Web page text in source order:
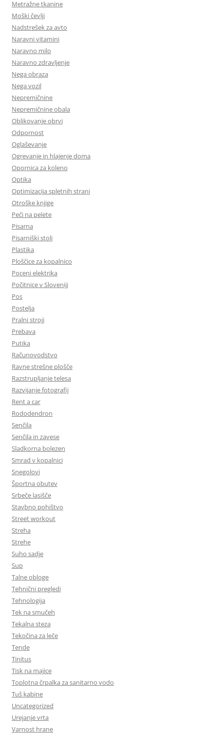
Metražne tkanine
Moški čevlji
Nadstrešek za avto
Naravni vitamini
Naravno milo
Naravno zdravljenje
Nega obraza
Nega vozil
Nepremičnine
Nepremičnine obala
Oblikovanje obrvi
Odpornost
Oglaševanje
Ogrevanje in hlajenje doma
Opornica za koleno
Optika
Optimizacija spletnih strani
Otroške knjige
Peči na pelete
Pisarna
Pisarniški stoli
Plastika
Ploščice za kopalnico
Poceni elektrika
Počitnice v Sloveniji
Pos
Postelja
Pralni stroji
Prebava
Putika
Računovodstvo
Ravne strešne plošče
Razstrupljanje telesa
Razvijanje fotografij
Rent a car
Rododendron
Senčila
Senčila in zavese
Sladkorna bolezen
Smrad v kopalnici
Snegolovi
Športna obutev
Srbeče lasišče
Stavbno pohištvo
Street workout
Streha
Strehe
Suho sadje
Sup
Talne obloge
Tehnični pregledi
Tehnologija
Tek na smučeh
Tekalna steza
Tekočina za leče
Tende
Tinitus
Tisk na majice
Toplotna črpalka za sanitarno vodo
Tuš kabine
Uncategorized
Urejanje vrta
Varnost hrane